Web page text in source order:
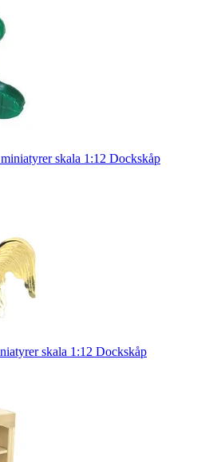
skala 1:12 Dockskåp
skala 1:12 Dockskåp